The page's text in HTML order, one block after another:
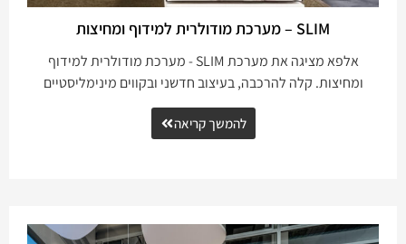
SLIM – מערכת מודולרית למידוף ומחיצות
אלפא מציגה את מערכת SLIM - מערכת מודולרית למידוף
ומחיצות. קלה להרכבה, בעיצוב חדשני ובקווים מינימליסטיים
להמשך קריאה